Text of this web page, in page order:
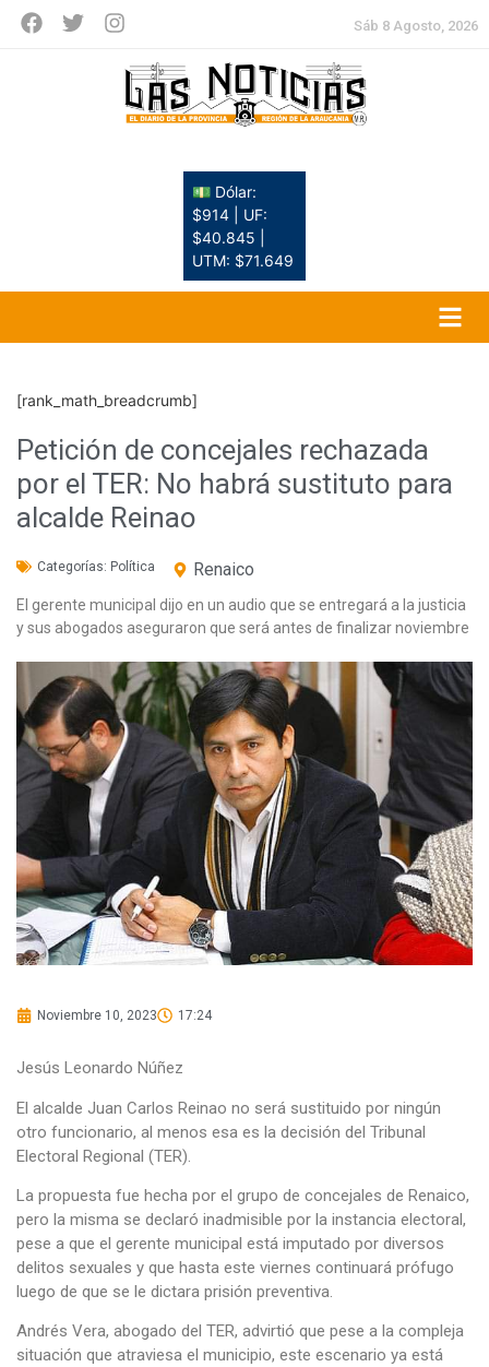
Sáb 8 Agosto, 2026
💵 Dólar:
$914 | UF:
$40.845 |
UTM: $71.649
[rank_math_breadcrumb]
Petición de concejales rechazada
por el TER: No habrá sustituto para
alcalde Reinao
Categorías: Política Renaico
El gerente municipal dijo en un audio que se entregará a la justicia
y sus abogados aseguraron que será antes de finalizar noviembre
Noviembre 10, 2023 17:24
Jesús Leonardo Núñez
El alcalde Juan Carlos Reinao no será sustituido por ningún
otro funcionario, al menos esa es la decisión del Tribunal
Electoral Regional (TER).
La propuesta fue hecha por el grupo de concejales de Renaico,
pero la misma se declaró inadmisible por la instancia electoral,
pese a que el gerente municipal está imputado por diversos
delitos sexuales y que hasta este viernes continuará prófugo
luego de que se le dictara prisión preventiva.
Andrés Vera, abogado del TER, advirtió que pese a la compleja
situación que atraviesa el municipio, este escenario ya está